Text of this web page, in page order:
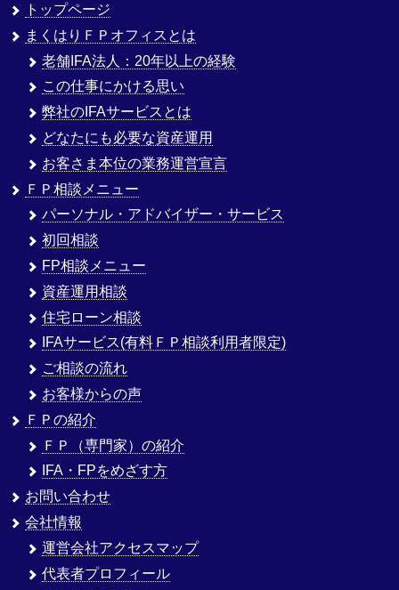
トップページ
まくはりＦＰオフィスとは
老舗IFA法人：20年以上の経験
この仕事にかける思い
弊社のIFAサービスとは
どなたにも必要な資産運用
お客さま本位の業務運営宣言
ＦＰ相談メニュー
パーソナル・アドバイザー・サービス
初回相談
FP相談メニュー
資産運用相談
住宅ローン相談
IFAサービス(有料ＦＰ相談利用者限定)
ご相談の流れ
お客様からの声
ＦＰの紹介
ＦＰ（専門家）の紹介
IFA・FPをめざす方
お問い合わせ
会社情報
運営会社アクセスマップ
代表者プロフィール